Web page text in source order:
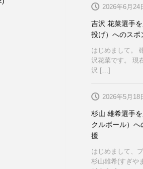
吉沢 花菜選手
投げ）へのスポ
2026年6月24
はじめまして。
沢花菜です。 現
沢 […]
杉山 雄希選手
クルボール）
援
2026年5月18
はじめまして、
杉山雄希(すぎや